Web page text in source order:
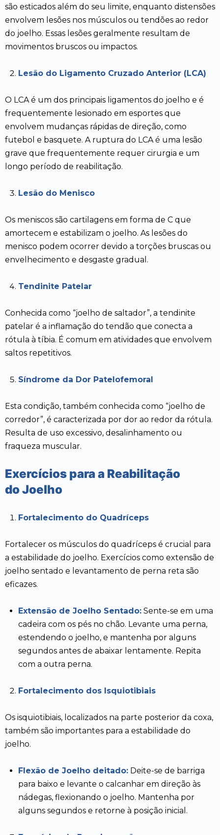
são esticados além do seu limite, enquanto distensões
envolvem lesões nos músculos ou tendões ao redor
do joelho. Essas lesões geralmente resultam de
movimentos bruscos ou impactos.
Lesão do Ligamento Cruzado Anterior (LCA)
O LCA é um dos principais ligamentos do joelho e é
frequentemente lesionado em esportes que
envolvem mudanças rápidas de direção, como
futebol e basquete. A ruptura do LCA é uma lesão
grave que frequentemente requer cirurgia e um
longo período de reabilitação.
Lesão do Menisco
Os meniscos são cartilagens em forma de C que
amortecem e estabilizam o joelho. As lesões do
menisco podem ocorrer devido a torções bruscas ou
envelhecimento e desgaste gradual.
Tendinite Patelar
Conhecida como “joelho de saltador”, a tendinite
patelar é a inflamação do tendão que conecta a
rótula à tíbia. É comum em atividades que envolvem
saltos repetitivos.
Síndrome da Dor Patelofemoral
Esta condição, também conhecida como “joelho de
corredor”, é caracterizada por dor ao redor da rótula.
Resulta de uso excessivo, desalinhamento ou
fraqueza muscular.
Exercícios para a Reabilitação
do Joelho
Fortalecimento do Quadríceps
Fortalecer os músculos do quadríceps é crucial para
a estabilidade do joelho. Exercícios como extensão de
joelho sentado e levantamento de perna reta são
eficazes.
Extensão de Joelho Sentado: Sente-se em uma
cadeira com os pés no chão. Levante uma perna,
estendendo o joelho, e mantenha por alguns
segundos antes de abaixar lentamente. Repita
com a outra perna.
Fortalecimento dos Isquiotibiais
Os isquiotibiais, localizados na parte posterior da coxa,
também são importantes para a estabilidade do
joelho.
Flexão de Joelho deitado: Deite-se de barriga
para baixo e levante o calcanhar em direção às
nádegas, flexionando o joelho. Mantenha por
alguns segundos e retorne à posição inicial.